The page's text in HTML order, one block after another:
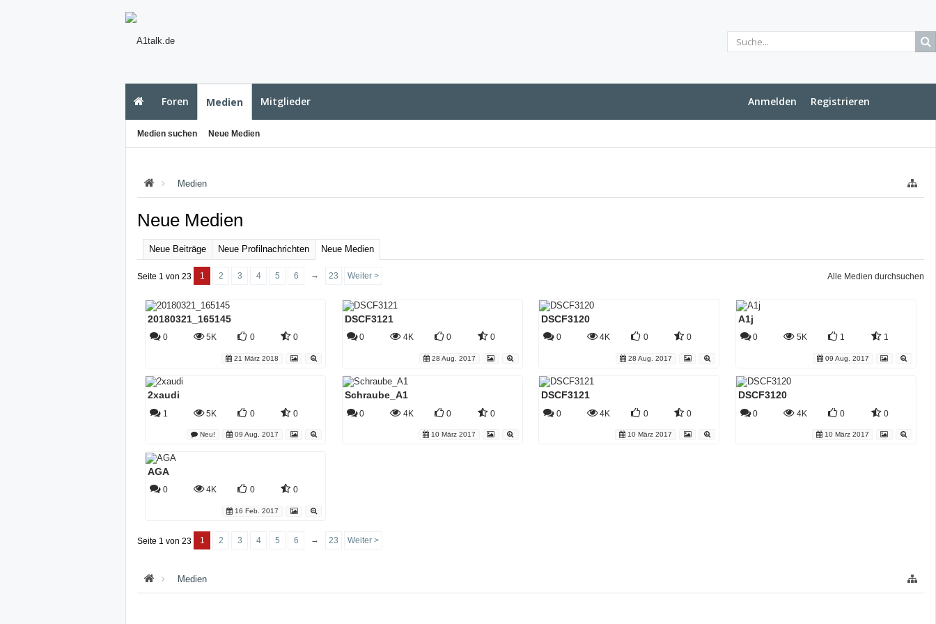
Foren Medien
Medien suchen Neue Medien
Mitglieder Anmelden Registrieren
Medien
Neue Medien
Neue Beiträge Neue Profilnachrichten Neue Medien
Alle Medien durchsuchen
Seite 1 von 23 1 2 3 4 5 6 → 23 Weiter >
20180321_165145
0 5K 0 0
21 März 2018
DSCF3121
0 4K 0 0
28 Aug. 2017
DSCF3120
0 4K 0 0
28 Aug. 2017
A1j
0 5K 1 1
09 Aug. 2017
2xaudi
1 5K 0 0
Neu! 09 Aug. 2017
Schraube_A1
0 4K 0 0
10 März 2017
DSCF3121
0 4K 0 0
10 März 2017
DSCF3120
0 4K 0 0
10 März 2017
AGA
0 4K 0 0
16 Feb. 2017
Seite 1 von 23 1 2 3 4 5 6 → 23 Weiter >
Medien